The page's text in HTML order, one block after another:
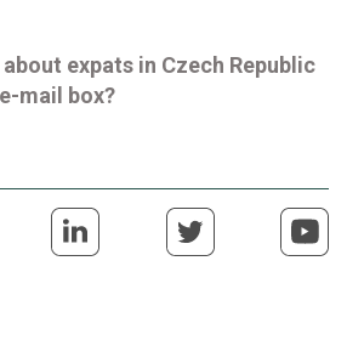
expats in Czech Republic
mail box?